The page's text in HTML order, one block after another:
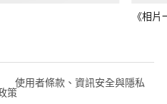
《相
使用者條款、資訊安全與隱私
策